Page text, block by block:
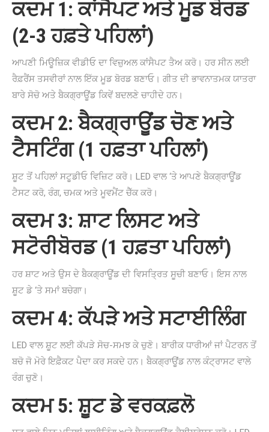
ਕਦਮ 1: ਕਾਂਸੈਪਟ ਅਤੇ ਮੂਡ ਬੋਰਡ
(2-3 ਹਫ਼ਤੇ ਪਹਿਲਾਂ)
ਆਪਣੀ ਮਿਊਜ਼ਿਕ ਵੀਡੀਓ ਦਾ ਵਿਜ਼ੁਅਲ ਕਾਂਸੈਪਟ ਤੈਅ ਕਰੋ। ਹਰ ਸੀਨ ਲਈ
ਰੈਫ਼ਰੈਂਸ ਤਸਵੀਰਾਂ ਨਾਲ ਇੱਕ ਮੂਡ ਬੋਰਡ ਬਣਾਓ। ਗੀਤ ਦੀ ਭਾਵਨਾਤਮਕ ਯਾਤਰਾ
ਬਾਰੇ ਸੋਚੋ ਅਤੇ ਬੈਕਗ੍ਰਾਊਂਡ ਕਿਵੇਂ ਬਦਲਣੇ ਚਾਹੀਦੇ ਹਨ।
ਕਦਮ 2: ਬੈਕਗ੍ਰਾਊਂਡ ਚੋਣ ਅਤੇ
ਟੈਸਟਿੰਗ (1 ਹਫ਼ਤਾ ਪਹਿਲਾਂ)
ਸ਼ੂਟ ਤੋਂ ਪਹਿਲਾਂ ਸਟੂਡੀਓ ਵਿਜ਼ਿਟ ਕਰੋ। LED ਵਾਲ ‘ਤੇ ਆਪਣੇ ਬੈਕਗ੍ਰਾਊਂਡ
ਟੈਸਟ ਕਰੋ, ਰੰਗ, ਚਮਕ ਅਤੇ ਮੂਵਮੈਂਟ ਚੈੱਕ ਕਰੋ।
ਕਦਮ 3: ਸ਼ਾਟ ਲਿਸਟ ਅਤੇ
ਸਟੋਰੀਬੋਰਡ (1 ਹਫ਼ਤਾ ਪਹਿਲਾਂ)
ਹਰ ਸ਼ਾਟ ਅਤੇ ਉਸ ਦੇ ਬੈਕਗ੍ਰਾਊਂਡ ਦੀ ਵਿਸਤ੍ਰਿਤ ਸੂਚੀ ਬਣਾਓ। ਇਸ ਨਾਲ
ਸ਼ੂਟ ਡੇ ‘ਤੇ ਸਮਾਂ ਬਚੇਗਾ।
ਕਦਮ 4: ਕੱਪੜੇ ਅਤੇ ਸਟਾਈਲਿੰਗ
LED ਵਾਲ ਸ਼ੂਟ ਲਈ ਕੱਪੜੇ ਸੋਚ-ਸਮਝ ਕੇ ਚੁਣੋ। ਬਾਰੀਕ ਧਾਰੀਆਂ ਜਾਂ ਪੈਟਰਨ ਤੋਂ
ਬਚੋ ਜੋ ਮੋਰੇ ਇਫ਼ੈਕਟ ਪੈਦਾ ਕਰ ਸਕਦੇ ਹਨ। ਬੈਕਗ੍ਰਾਊਂਡ ਨਾਲ ਕੰਟ੍ਰਾਸਟ ਵਾਲੇ
ਰੰਗ ਚੁਣੋ।
ਕਦਮ 5: ਸ਼ੂਟ ਡੇ ਵਰਕਫ਼ਲੋ